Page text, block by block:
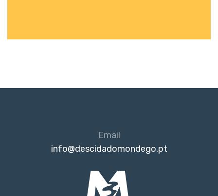
Email
info@descidadomondego.pt